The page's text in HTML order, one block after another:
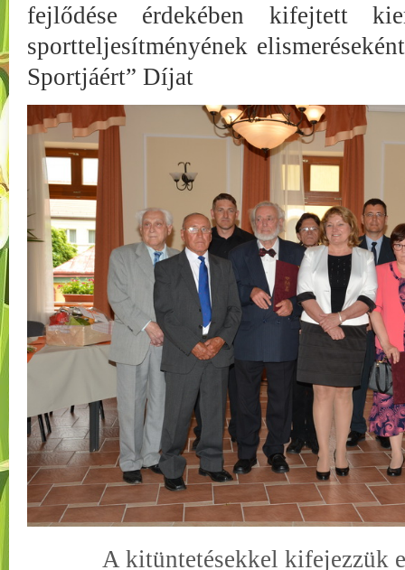
fejlődése érdekében kifejtett
sportteljesítményének
Sportjáért” Díjat
A kitüntetésekkel kifejezzük